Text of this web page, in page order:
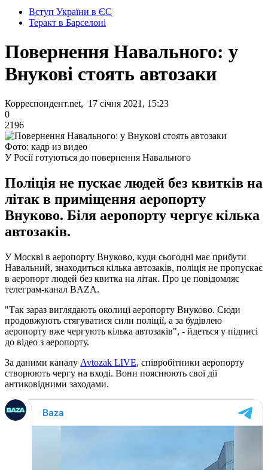
Вступ України в ЄС
Теракт в Барселоні
Повернення Навального: у
Внукові стоять автозаки
Корреспондент.net, 17 січня 2021, 15:23
0
2196
Фото: кадр из видео
У Росії готуються до повернення Навального
Поліція не пускає людей без квитків на
літак в приміщення аеропорту
Внуково. Біля аеропорту чергує кілька
автозаків.
У Москві в аеропорту Внуково, куди сьогодні має прибути
Навальний, знаходиться кілька автозаків, поліція не пропускає
в аеропорт людей без квитка на літак. Про це повідомляє
телеграм-канал BAZA.
"Так зараз виглядають околиці аеропорту Внуково. Сюди
продовжують стягуватися сили поліції, а за будівлею
аеропорту вже чергують кілька автозаків", - йдеться у підписі
до відео з аеропорту.
За даними каналу Avtozak LIVE, співробітники аеропорту
створюють чергу на вході. Вони пояснюють свої дії
антиковідними заходами.